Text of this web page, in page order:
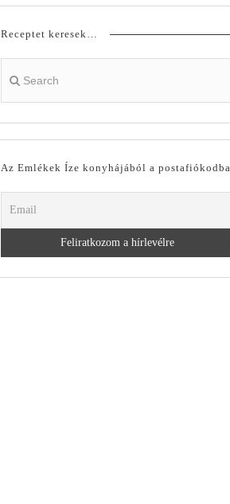
Receptet keresek…
Az Emlékek Íze konyhájából a postafiókodba